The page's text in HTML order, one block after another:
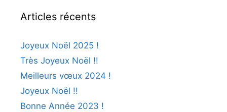
Articles récents
Joyeux Noël 2025 !
Très Joyeux Noël !!
Meilleurs vœux 2024 !
Joyeux Noël !!
Bonne Année 2023 !